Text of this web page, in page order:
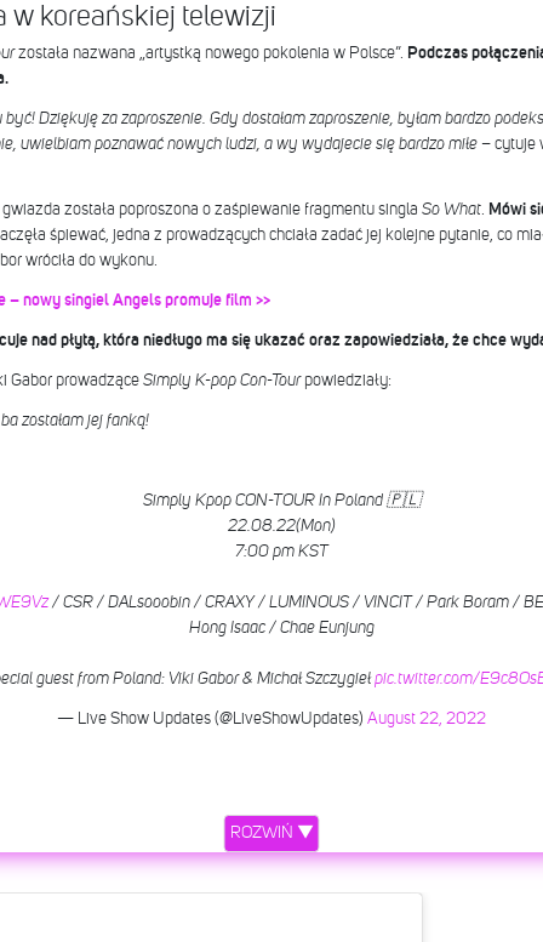
w koreańskiej telewizji
została nazwana „artystką nowego pokolenia w Polsce”. Podczas
Dziękuję za zaproszenie. Gdy dostałam zaproszenie, byłam bardzo
uwielbiam poznawać nowych ludzi, a wy wydajecie się bardzo miłe– cytuje
została poproszona o zaśpiewanie fragmentu singla So What. Mówi
śpiewać, jedna z prowadzących chciała zadać jej kolejne pytanie, co
wróciła do wykonu.
nowy singiel Angels promuje film >>
nad płytą, która niedługo ma się ukazać oraz zapowiedziała, że chce
Gabor prowadzące Simply K-pop Con-Tour powiedziały:
zostałam jej fanką!
Simply Kpop CON-TOUR In Poland 🇵🇱
22.08.22(Mon)
7:00 pm KST
/ CSR / DALsooobin / CRAXY / LUMINOUS / VINCIT / Park Boram /
Hong Isaac / Chae Eunjung
guest from Poland: Viki Gabor & Michał Szczygiełpic.twitter.com/
— Live Show Updates (@LiveShowUpdates) August 22, 2022
ROZWIŃ ▼